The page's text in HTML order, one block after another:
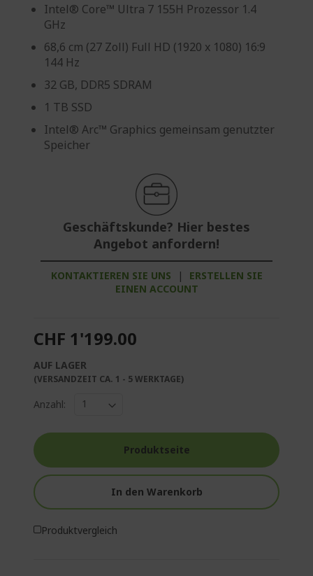
Intel® Core™ Ultra 7 155H Prozessor 1.4
GHz
68,6 cm (27 Zoll) Full HD (1920 x 1080) 16:9
144 Hz
32 GB, DDR5 SDRAM
1 TB SSD
Intel® Arc™ Graphics gemeinsam genutzter
Speicher
Geschäftskunde? Hier bestes
Angebot anfordern!
KONTAKTIEREN SIE UNS |
ERSTELLEN SIE
EINEN ACCOUNT
CHF 1'199.00
AUF LAGER
(VERSANDZEIT CA. 1 - 5 WERKTAGE)
Anzahl:
Produktseite
In den Warenkorb
Produktvergleich